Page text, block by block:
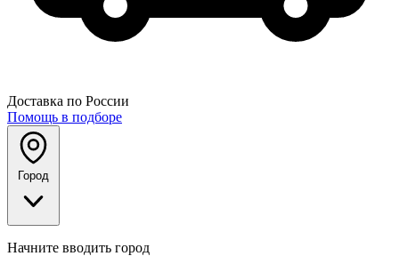
Доставка по России
Помощь в подборе
Город
Начните вводить город